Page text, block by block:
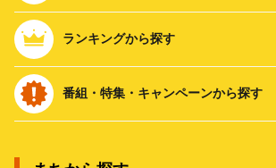
ランキングから探す
番組・特集・キャンペーンから探す